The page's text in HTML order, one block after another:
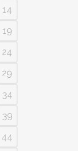
14
19
24
29
34
39
44